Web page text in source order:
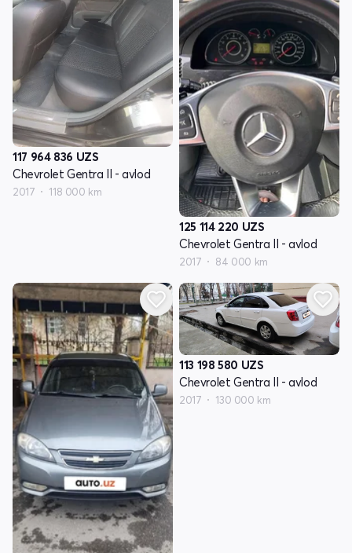
117 964 836 UZS
Chevrolet Gentra II - avlod
2017 118 000 km
125 114 220 UZS
Chevrolet Gentra II - avlod
2017 84 000 km
113 198 580 UZS
Chevrolet Gentra II - avlod
2017 130 000 km